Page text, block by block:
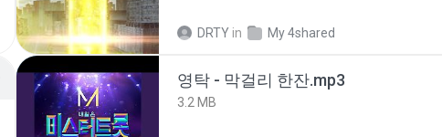
DRTY in My 4shared
영탁 - 막걸리 한잔.mp3
3.2 MB